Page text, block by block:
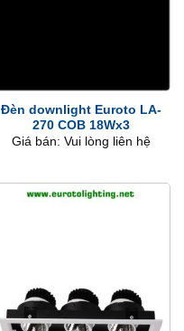
Đèn downlight Euroto LA-
270 COB 18Wx3
Giá bán: Vui lòng liên hệ